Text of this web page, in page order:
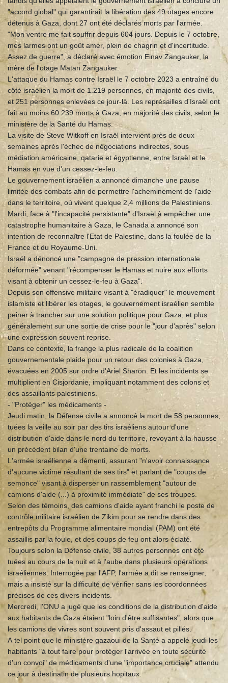
"accord global" qui garantirait la libération des 49 otages encore
détenus à Gaza, dont 27 ont été déclarés morts par l'armée.
"Mon ventre me fait souffrir depuis 604 jours. Depuis le 7 octobre,
mes larmes ont un goût amer, plein de chagrin et d'incertitude.
Assez de guerre", a déclaré avec émotion Einav Zangauker, la
mère de l'otage Matan Zangauker.
L'attaque du Hamas contre Israël le 7 octobre 2023 a entraîné du
côté israélien la mort de 1.219 personnes, en majorité des civils,
et 251 personnes enlevées ce jour-là. Les représailles d'Israël ont
fait au moins 60.239 morts à Gaza, en majorité des civils, selon le
ministère de la Santé du Hamas.
La visite de Steve Witkoff en Israël intervient près de deux
semaines après l'échec de négociations indirectes, sous
médiation américaine, qatarie et égyptienne, entre Israël et le
Hamas en vue d'un cessez-le-feu.
Le gouvernement israélien a annoncé dimanche une pause
limitée des combats afin de permettre l'acheminement de l'aide
dans le territoire, où vivent quelque 2,4 millions de Palestiniens.
Mardi, face à "l'incapacité persistante" d'Israël à empêcher une
catastrophe humanitaire à Gaza, le Canada a annoncé son
intention de reconnaître l'Etat de Palestine, dans la foulée de la
France et du Royaume-Uni.
Israël a dénoncé une "campagne de pression internationale
déformée" venant "récompenser le Hamas et nuire aux efforts
visant à obtenir un cessez-le-feu à Gaza".
Depuis son offensive militaire visant à "éradiquer" le mouvement
islamiste et libérer les otages, le gouvernement israélien semble
peiner à trancher sur une solution politique pour Gaza, et plus
généralement sur une sortie de crise pour le "jour d'après" selon
une expression souvent reprise.
Dans ce contexte, la frange la plus radicale de la coalition
gouvernementale plaide pour un retour des colonies à Gaza,
évacuées en 2005 sur ordre d'Ariel Sharon. Et les incidents se
multiplient en Cisjordanie, impliquant notamment des colons et
des assaillants palestiniens.
- "Protéger" les médicaments -
Jeudi matin, la Défense civile a annoncé la mort de 58 personnes,
tuées la veille au soir par des tirs israéliens autour d'une
distribution d'aide dans le nord du territoire, revoyant à la hausse
un précédent bilan d'une trentaine de morts.
L'armée israélienne a démenti, assurant "n'avoir connaissance
d'aucune victime résultant de ses tirs" et parlant de "coups de
semonce" visant à disperser un rassemblement "autour de
camions d'aide (...) à proximité immédiate" de ses troupes.
Selon des témoins, des camions d'aide ayant franchi le poste de
contrôle militaire israélien de Zikim pour se rendre dans des
entrepôts du Programme alimentaire mondial (PAM) ont été
assaillis par la foule, et des coups de feu ont alors éclaté.
Toujours selon la Défense civile, 38 autres personnes ont été
tuées au cours de la nuit et à l'aube dans plusieurs opérations
israéliennes. Interrogée par l'AFP, l'armée a dit se renseigner,
mais a insisté sur la difficulté de vérifier sans les coordonnées
précises de ces divers incidents.
Mercredi, l'ONU a jugé que les conditions de la distribution d'aide
aux habitants de Gaza étaient "loin d'être suffisantes", alors que
les camions de vivres sont souvent pris d'assaut et pillés.
A tel point que le ministère gazaoui de la Santé a appelé jeudi les
habitants "à tout faire pour protéger l'arrivée en toute sécurité
d'un convoi" de médicaments d'une "importance cruciale" attendu
ce jour à destinatin de plusieurs hopitaux.